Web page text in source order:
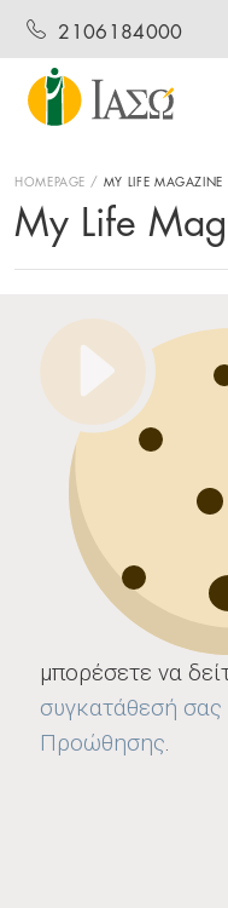
2106184000
HOMEPAGE MY LIFE MAGAZINE
My Life
μπορέσετε να
συγκατάθεσή
Προώθησης.